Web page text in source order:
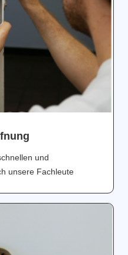
und
unsere Fachleute